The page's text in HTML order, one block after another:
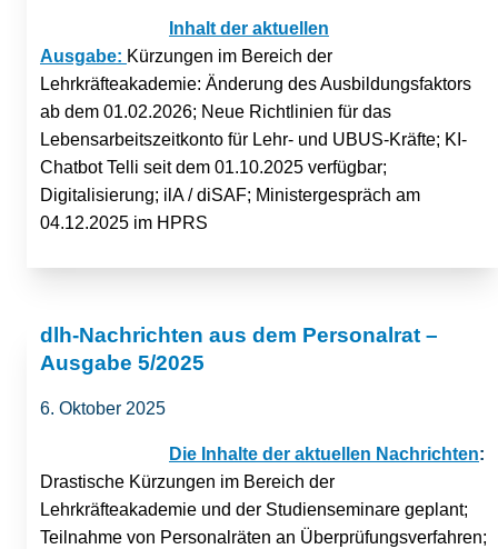
Inhalt der aktuellen
Ausgabe: Kürzungen im Bereich der
Lehrkräfteakademie: Änderung des Ausbildungsfaktors
ab dem 01.02.2026; Neue Richtlinien für das
Lebensarbeitszeitkonto für Lehr- und UBUS-Kräfte; KI-
Chatbot Telli seit dem 01.10.2025 verfügbar;
Digitalisierung; ilA / diSAF; Ministergespräch am
04.12.2025 im HPRS
dlh-Nachrichten aus dem Personalrat –
Ausgabe 5/2025
6. Oktober 2025
Die Inhalte der aktuellen Nachrichten:
Drastische Kürzungen im Bereich der
Lehrkräfteakademie und der Studienseminare geplant;
Teilnahme von Personalräten an Überprüfungsverfahren;